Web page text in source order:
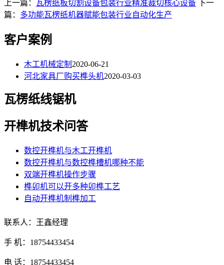
上一篇： 瓦楞纸板切割设备包装行业精准裁切核心设备 下一
篇： 多功能瓦楞纸机器赋能包装行业自动化生产
客户案例
木工机械定制 2020-06-21
河北家具厂购买榫头机2020-03-03
瓦楞纸线锯机
开榫机技术问答
数控开榫机与木工开榫机
数控开榫机与数控榫槽机哪种不能
双端开榫机操作步骤
榫卯机可以开多种卯榫工艺
自动开榫机制榫加工
联系人：王鑫经理
手 机：18754433454
电 话：18754433454